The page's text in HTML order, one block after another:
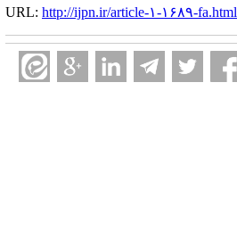
URL: http://ijpn.ir/article-۱-۱۶۸۹-fa.html